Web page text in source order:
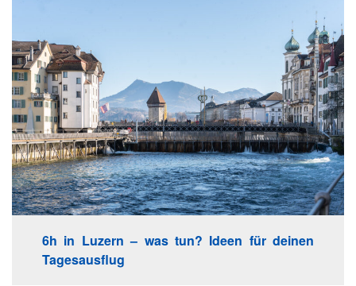
6h in Luzern – was tun? Ideen für deinen
Tagesausflug